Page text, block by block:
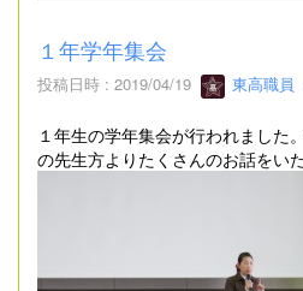
１年学年集会
投稿日時 : 2019/04/19 東高職員
１年生の学年集会が行われました
の先生方よりたくさんのお話をい